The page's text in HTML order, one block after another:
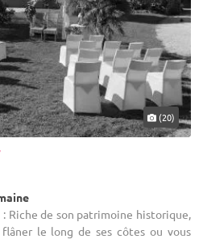
(20)
Riche de son patrimoine historique,
le long de ses côtes ou vous